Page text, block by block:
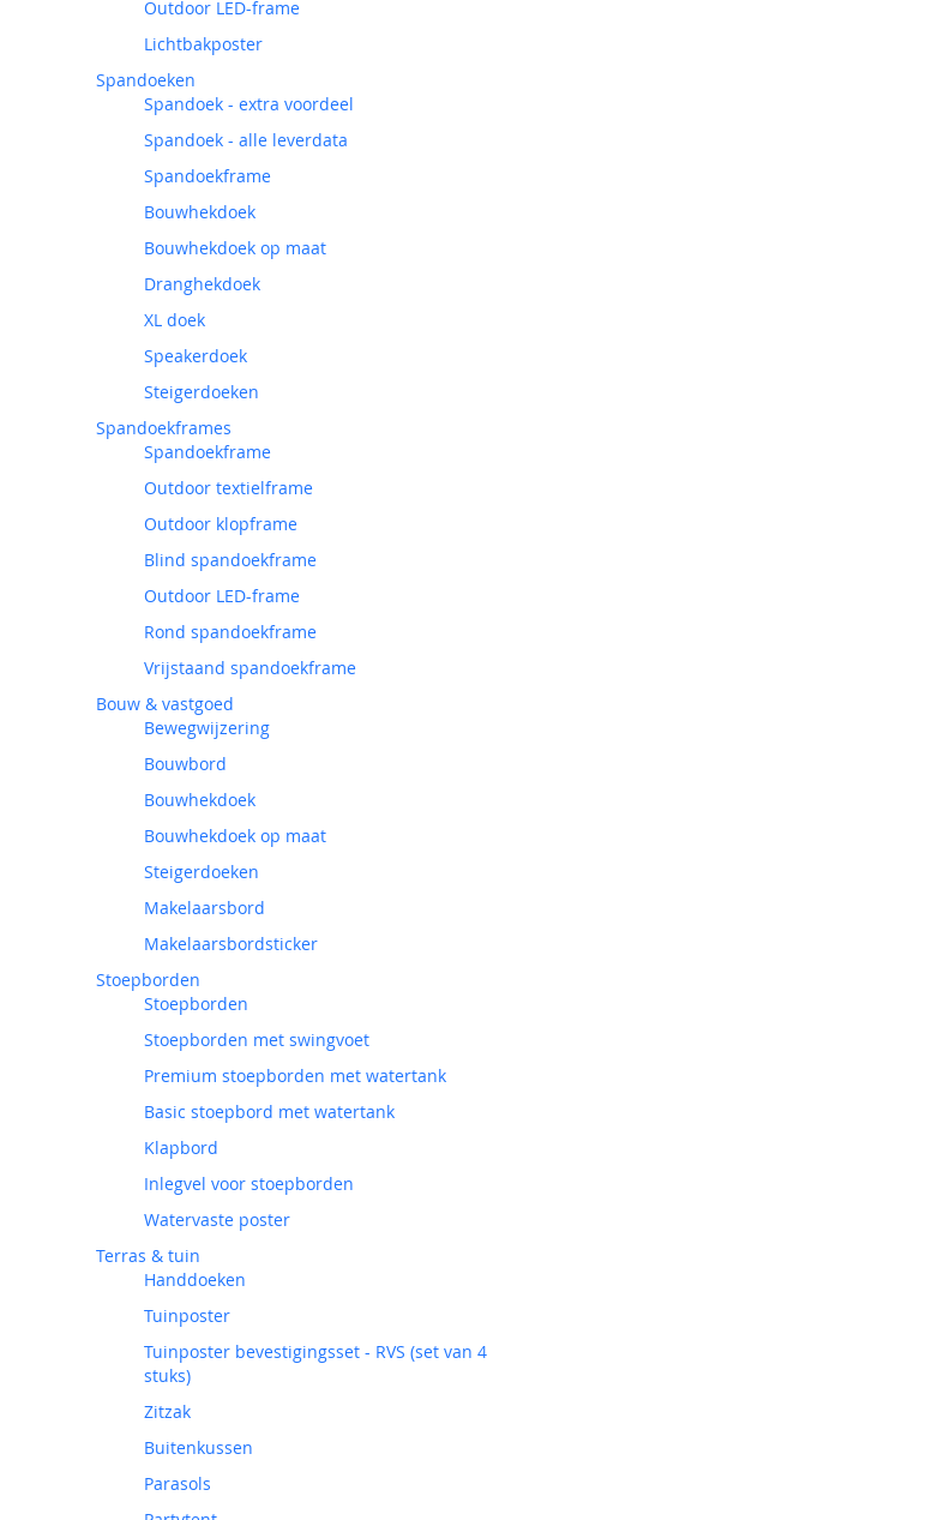
Outdoor LED-frame
Lichtbakposter
Spandoeken
Spandoek - extra voordeel
Spandoek - alle leverdata
Spandoekframe
Bouwhekdoek
Bouwhekdoek op maat
Dranghekdoek
XL doek
Speakerdoek
Steigerdoeken
Spandoekframes
Spandoekframe
Outdoor textielframe
Outdoor klopframe
Blind spandoekframe
Outdoor LED-frame
Rond spandoekframe
Vrijstaand spandoekframe
Bouw & vastgoed
Bewegwijzering
Bouwbord
Bouwhekdoek
Bouwhekdoek op maat
Steigerdoeken
Makelaarsbord
Makelaarsbordsticker
Stoepborden
Stoepborden
Stoepborden met swingvoet
Premium stoepborden met watertank
Basic stoepbord met watertank
Klapbord
Inlegvel voor stoepborden
Watervaste poster
Terras & tuin
Handdoeken
Tuinposter
Tuinposter bevestigingsset - RVS (set van 4
stuks)
Zitzak
Buitenkussen
Parasols